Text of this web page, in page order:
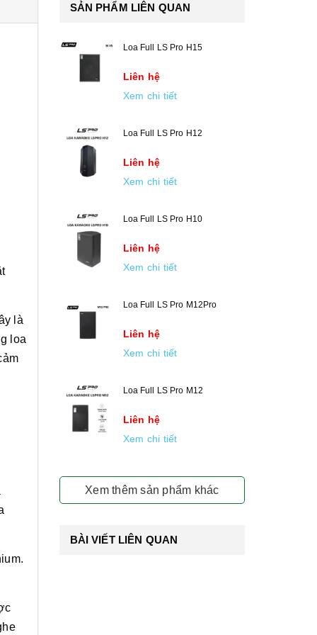
là
loa
SẢN PHẨM LIÊN QUAN
Loa Full LS Pro H15
Liên hệ
Xem chi tiết
Loa Full LS Pro H12
Liên hệ
Xem chi tiết
Loa Full LS Pro H10
Liên hệ
Xem chi tiết
Loa Full LS Pro M12Pro
Liên hệ
Xem chi tiết
Loa Full LS Pro M12
Liên hệ
Xem chi tiết
Xem thêm sản phẩm khác
BÀI VIẾT LIÊN QUAN